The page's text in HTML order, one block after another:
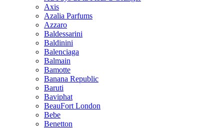
Axis
Azalia Parfums
Azzaro
Baldessarini
Baldinini
Balenciaga
Balmain
Bamotte
Banana Republic
Baruti
Baviphat
BeauFort London
Bebe
Benetton